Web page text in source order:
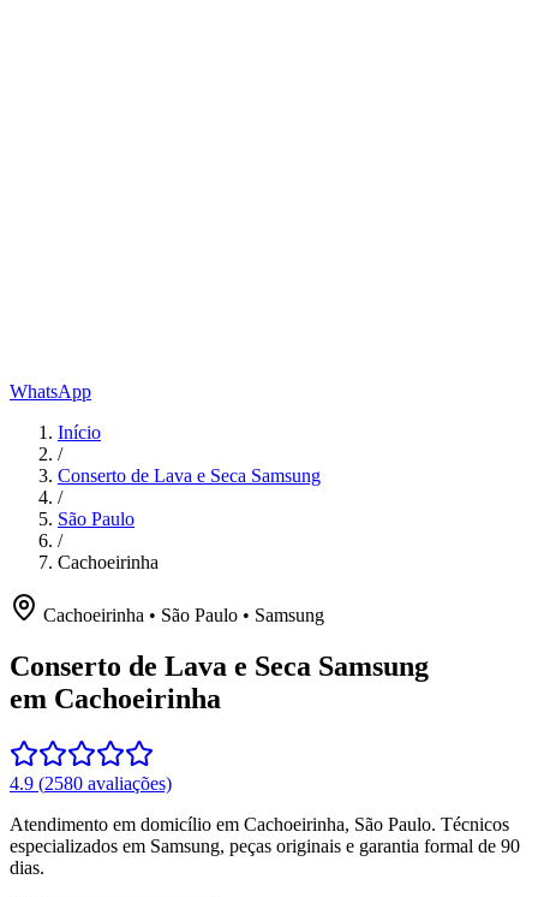
WhatsApp
Início
/
Conserto de Lava e Seca Samsung
/
São Paulo
/
Cachoeirinha
Cachoeirinha • São Paulo • Samsung
Conserto de Lava e Seca Samsung
em Cachoeirinha
4.9 (2580 avaliações)
Atendimento em domicílio em Cachoeirinha, São Paulo. Técnicos
especializados em Samsung, peças originais e garantia formal de 90
dias.